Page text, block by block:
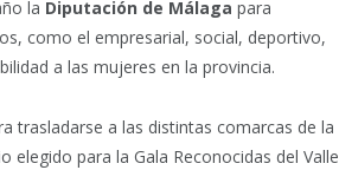
la Diputación de Málaga para
como el empresarial, social, deportivo,
a las mujeres en la provincia.
trasladarse a las distintas comarcas de la
elegido para la Gala Reconocidas del Valle